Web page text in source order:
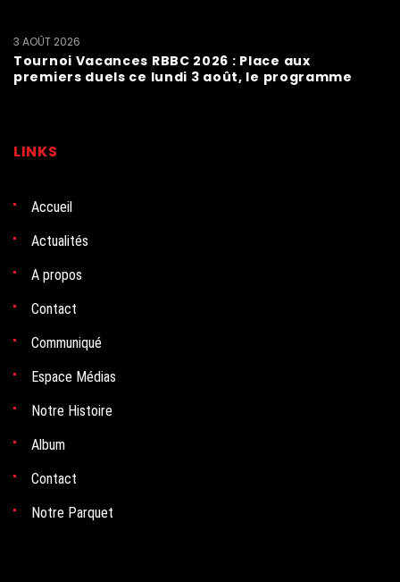
Tournoi Vacances RBBC 2026 : Place aux
premiers duels ce lundi 3 août, le programme
3 AOÛT 2026
LINKS
Accueil
Actualités
A propos
Contact
Communiqué
Espace Médias
Notre Histoire
Album
Contact
Notre Parquet